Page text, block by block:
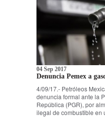
04 Sep 2017
Denuncia Pemex a
4/09/17.- Petróleos
denuncia formal ante la
República (PGR), por
ilegal de combustible en